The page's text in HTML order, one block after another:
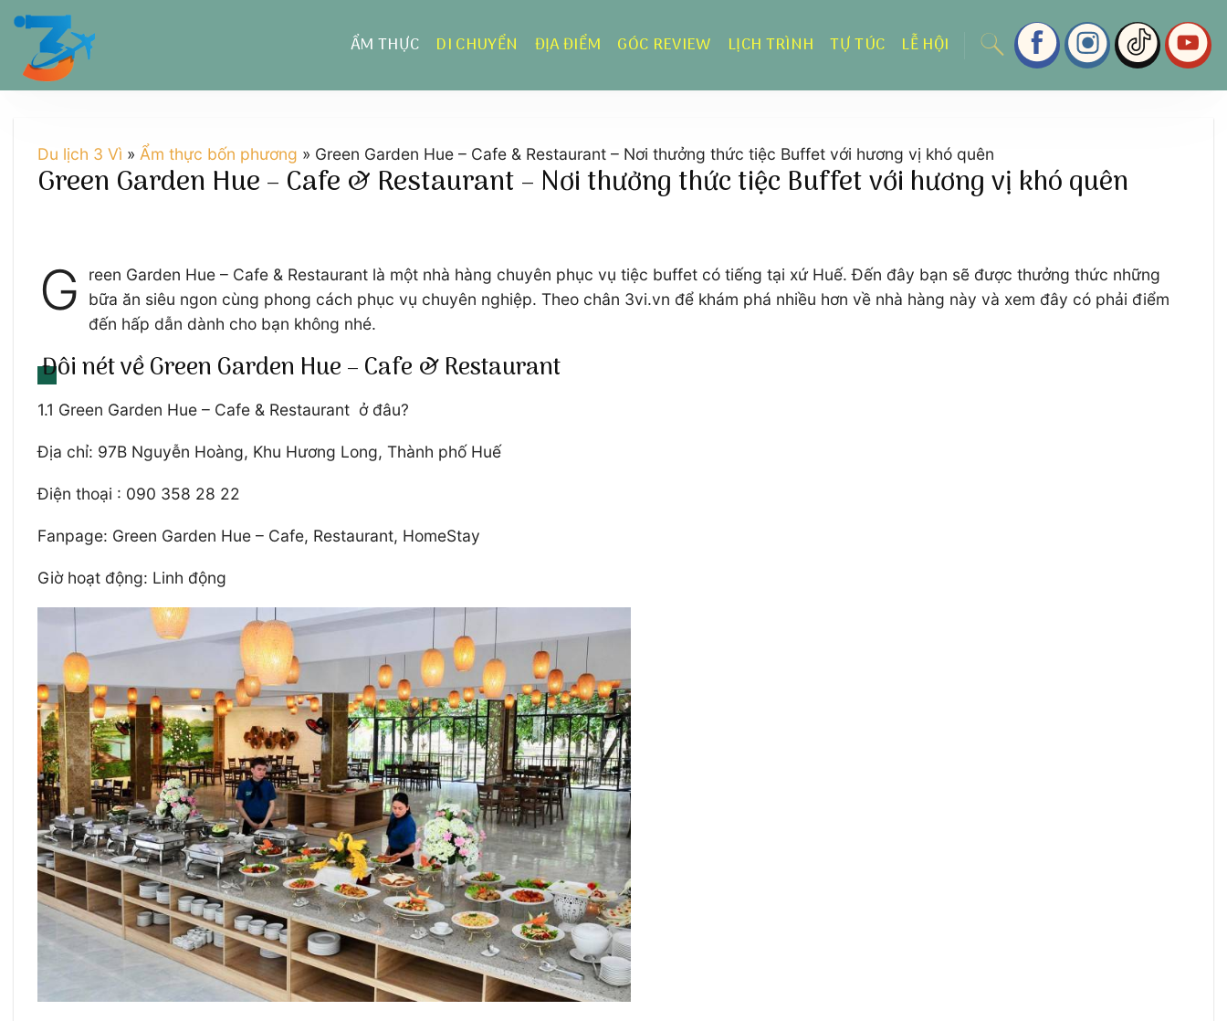
Chuyển
dung
ẨM THỰC DI CHUYỂN ĐỊA ĐIỂM GÓC REVIEW LỊCH TRÌNH TỰ TÚC LỄ HỘI
Du lịch 3 Vì » Ẩm thực bốn phương » Green Garden Hue – Cafe & Restaurant – Nơi thưởng thức tiệc Buffet với hương vị khó quên
Green Garden Hue – Cafe & Restaurant – Nơi thưởng thức tiệc Buffet với hương vị khó quên
G
reen Garden Hue – Cafe & Restaurant là một nhà hàng chuyên phục vụ tiệc buffet có tiếng tại xứ Huế. Đến đây bạn sẽ được thưởng thức những
bữa ăn siêu ngon cùng phong cách phục vụ chuyên nghiệp. Theo chân 3vi.vn để khám phá nhiều hơn về nhà hàng này và xem đây có phải điểm
đến hấp dẫn dành cho bạn không nhé.
Đôi nét về Green Garden Hue – Cafe & Restaurant
1.1 Green Garden Hue – Cafe & Restaurant ở đâu?
Địa chỉ: 97B Nguyễn Hoàng, Khu Hương Long, Thành phố Huế
Điện thoại : 090 358 28 22
Fanpage: Green Garden Hue – Cafe, Restaurant, HomeStay
Giờ hoạt động: Linh động